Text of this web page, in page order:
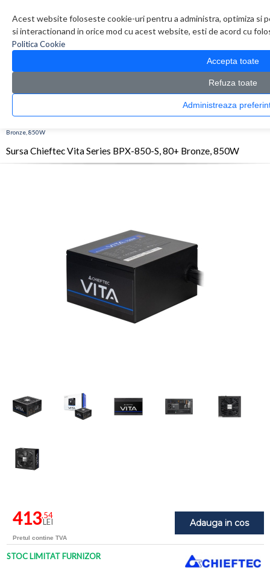
Acest website foloseste cookie-uri pentru a administra, optimiza si
si interactionand in orice mod cu acest website, esti de acord cu
Politica Cookie
Accepta toate
Refuza toate
Administreaza
0 produs(e)
Bronze, 850W
Sursa Chieftec Vita Series BPX-850-S, 80+ Bronze, 850W
Adauga in cos
413,54
LEI
Pretul contine TVA
STOC LIMITAT FURNIZOR